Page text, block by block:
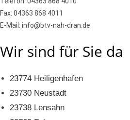
Fax: 04363 868 4011
E-Mail: info@btv-nah-dran.de
Wir sind für Sie da
23774 Heiligenhafen
23730 Neustadt
23738 Lensahn